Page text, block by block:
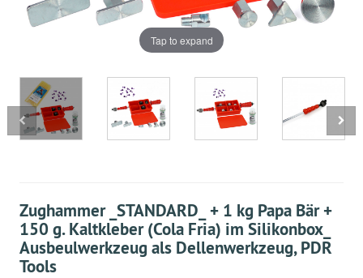
Tap to expand
Zughammer _STANDARD_ + 1 kg Papa Bär +
150 g. Kaltkleber (Cola Fria) im Silikonbox_
Ausbeulwerkzeug als Dellenwerkzeug, PDR
Tools